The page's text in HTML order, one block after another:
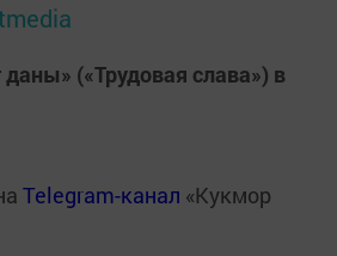
(«Трудовая слава») в
Telegram-канал «Кукмор